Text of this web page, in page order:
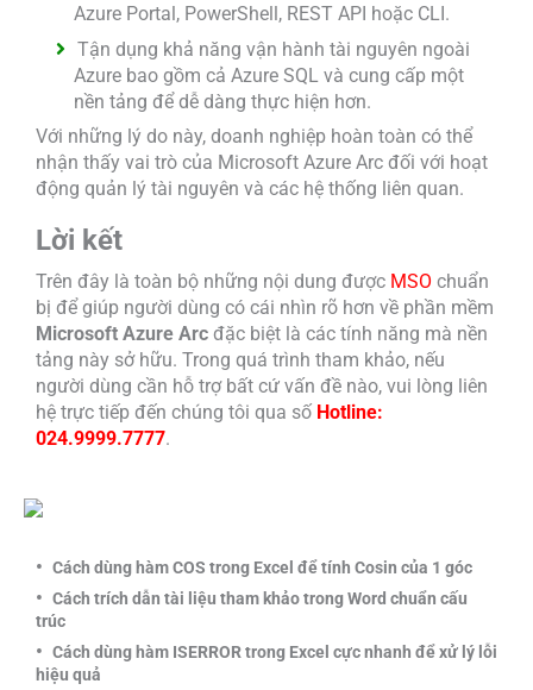
Azure Portal, PowerShell, REST API hoặc CLI.
Tận dụng khả năng vận hành tài nguyên ngoài
Azure bao gồm cả Azure SQL và cung cấp một
nền tảng để dễ dàng thực hiện hơn.
Với những lý do này, doanh nghiệp hoàn toàn có thể
nhận thấy vai trò của Microsoft Azure Arc đối với hoạt
động quản lý tài nguyên và các hệ thống liên quan.
Lời kết
Trên đây là toàn bộ những nội dung được MSO chuẩn
bị để giúp người dùng có cái nhìn rõ hơn về phần mềm
Microsoft Azure Arc đặc biệt là các tính năng mà nền
tảng này sở hữu. Trong quá trình tham khảo, nếu
người dùng cần hỗ trợ bất cứ vấn đề nào, vui lòng liên
hệ trực tiếp đến chúng tôi qua số Hotline:
024.9999.7777.
Cách dùng hàm COS trong Excel để tính Cosin của 1 góc
Cách trích dẫn tài liệu tham khảo trong Word chuẩn cấu
trúc
Cách dùng hàm ISERROR trong Excel cực nhanh để xử lý lỗi
hiệu quả